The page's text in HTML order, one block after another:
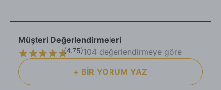
belirtmeyi unutmayın.
tekrar satılabilirliğini bozmayacak şekilde ve kargo paketi
açılmamış olarak, alıcı adrese teslim tarihinden itibaren 14
gün içinde iade edebilirsiniz.
Müşteri Değerlendirmeleri
(4.75)104 değerlendirmeye göre
+ BİR YORUM YAZ